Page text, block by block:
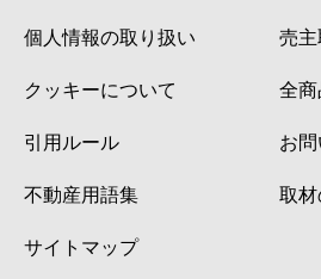
個人情報の取り扱い
クッキーについて
引用ルール
不動産用語集
サイトマップ
売
全
お
取